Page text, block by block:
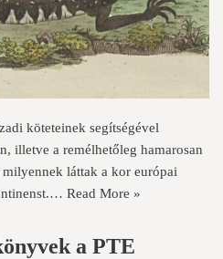
köteteinek segítségével
illetve a remélhetőleg hamarosan
láttak a kor európai
Read More »
a PTE